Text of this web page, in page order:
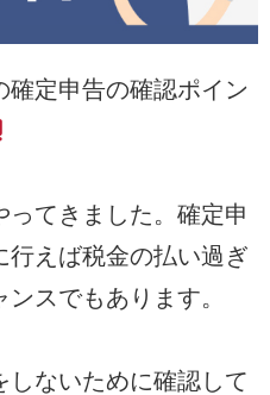
確定申告の確認ポイン
てきました。確定申
行えば税金の払い過ぎ
スでもあります。
ないために確認して